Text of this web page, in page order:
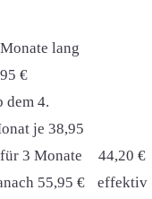
lang
€
dem 4.
je 38,95
3 Monate
55,95 €
44,20 €
effektiv